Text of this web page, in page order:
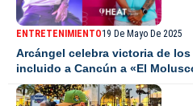
ENTRETENIMIENTO19 De Mayo De 2025
Arcángel celebra victoria de
incluido a Cancún a «El